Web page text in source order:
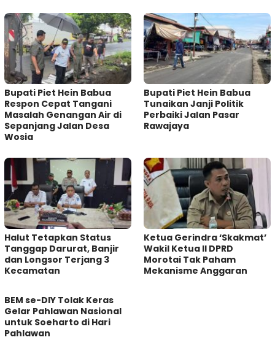
Bupati Piet Hein Babua
Respon Cepat Tangani
Masalah Genangan Air di
Sepanjang Jalan Desa
Wosia
Bupati Piet Hein Babua
Tunaikan Janji Politik
Perbaiki Jalan Pasar
Rawajaya
Halut Tetapkan Status
Tanggap Darurat, Banjir
dan Longsor Terjang 3
Kecamatan
Ketua Gerindra ‘Skakmat’
Wakil Ketua II DPRD
Morotai Tak Paham
Mekanisme Anggaran
BEM se-DIY Tolak Keras
Gelar Pahlawan Nasional
untuk Soeharto di Hari
Pahlawan